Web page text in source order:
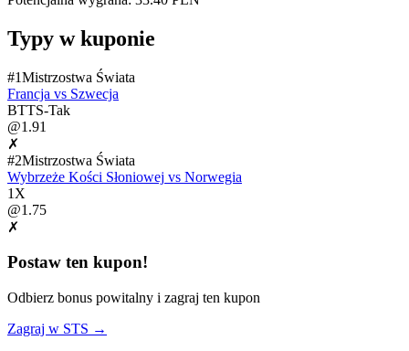
Typy w kuponie
#1Mistrzostwa Świata
Francja vs Szwecja
BTTS-Tak
@1.91
✗
#2Mistrzostwa Świata
Wybrzeże Kości Słoniowej vs Norwegia
1X
@1.75
✗
Postaw ten kupon!
Odbierz bonus powitalny i zagraj ten kupon
Zagraj w STS →